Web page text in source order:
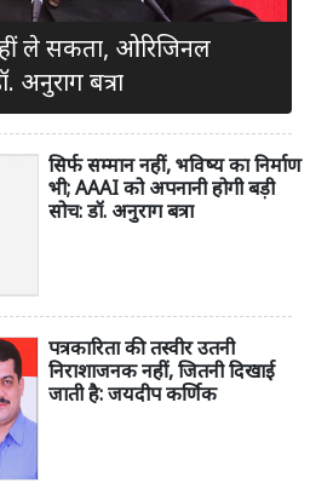
ले सकता, ओरिजिनल
अनुराग बत्रा
सिर्फ सम्मान नहीं, भविष्य का निर्माण
भी; AAAI को अपनानी होगी बड़ी
सोच: डॉ. अनुराग बत्रा
पत्रकारिता की तस्वीर उतनी
निराशाजनक नहीं, जितनी दिखाई
जाती है: जयदीप कर्णिक